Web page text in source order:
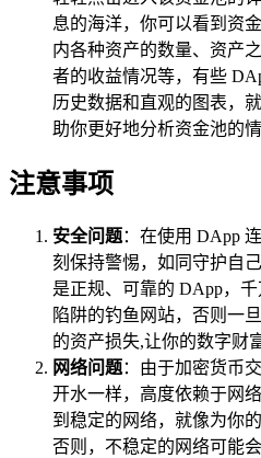
息的海洋，你可以看到资
内各种资产的数量、资产
者的收益情况等，有些
历史数据和直观的图表，
助你更好地分析资金池的
注意事项
安全问题：在使用 DApp
刻保持警惕，如同守护自
是正规、可靠的 DApp，
陷阱的钓鱼网站，否则一
的资产损失,让你的数字财
网络问题：由于加密货币
开水一样，高度依赖于网
到稳定的网络，就像为你
否则，不稳定的网络可能